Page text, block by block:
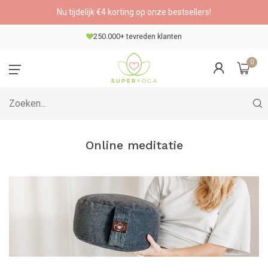
Nu tijdelijk €4 korting op onze bestsellers!
250.000+ tevreden klanten
0
Online meditatie